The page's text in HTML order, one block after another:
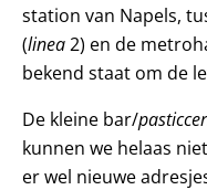
station van Napels,
(linea2) en de
bekend staat om de
De kleine bar/
kunnen we helaas
er wel nieuwe